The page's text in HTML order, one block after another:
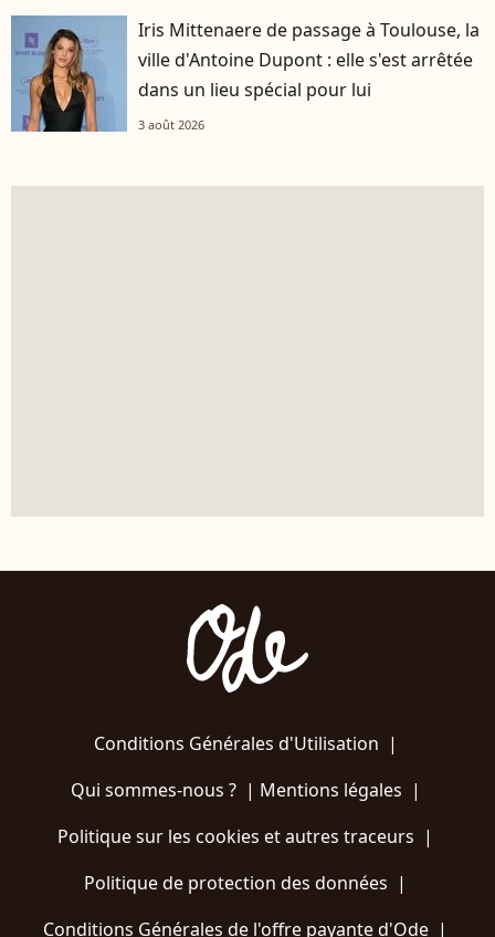
Iris Mittenaere de passage à Toulouse, la
ville d'Antoine Dupont : elle s'est arrêtée
dans un lieu spécial pour lui
3 août 2026
Conditions Générales d'Utilisation |
Qui sommes-nous ?| Mentions légales |
Politique sur les cookies et autres traceurs |
Politique de protection des données |
Conditions Générales de l'offre payante d'Ode |